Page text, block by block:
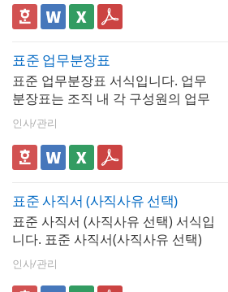
희망퇴직일자, 업무인수인계, 퇴직
금, 위로금, 실업급여, 재취업지원,
의료보험, 경력증명서), 비밀유지 및
특약사항, 수락 확인, 서명 및 날인
란(근로자, 사용자) 등이 포함되어
있습니다. 권고사직서와 실업급여
의 관계권고사직으로 퇴직한 근로
자는 고용보험법상 비자발적 이직
으로 분류되어 실업급여(구직급여)
건을 충족해야 합니다.- 이직일 이전
18개월 중 피보험 단위기간 180일
이상- 근로 의사 및 능력이 있음에도
취업하지 못한 상태- 재취업 활동을
적극적으로 수행 중권고사직서에
퇴직 사유를 "자발적 사직"으로 기
계획서와 유사한 구조를 가지지만,
월 단위로 업무를 조망할 수 있다는
팀의 전략적 목표 달성을 위한 세부
실행 계획을 수립하고, 실적을 체계
적으로 관리할 수 있습니다. 또한 장
기적인 관점에서 업무 수행의 연속
표준 업무분장표
표준 업무분장표 서식입니다. 업무
분장표는 조직 내 각 구성원의 업무
와 책임을 명확히 정리한 문서로, 효
율적인 업무 수행에 필수적입니다.
이 표는 팀원 간의 역할 분담을 명확
히 하고, 업무의 세부사항과 우선순
니다. 결과적으로, 조직의 생산성을
높이고 체계적인 운영을 지원하는
중요한 도구입니다.
인사/관리
표준 사직서 (사직사유 선택)
표준 사직서 (사직사유 선택) 서식입
니다. 표준 사직서(사직사유 선택)
서식은 직원이 자발적으로 회사를
그만두고자 할 때 작성하는 문서로
인사/관리